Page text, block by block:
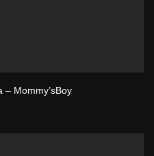
Mommy’sBoy